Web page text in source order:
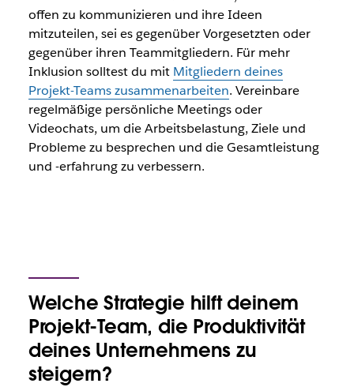
offen zu kommunizieren und ihre Ideen
mitzuteilen, sei es gegenüber Vorgesetzten oder
gegenüber ihren Teammitgliedern. Für mehr
Inklusion solltest du mit Mitgliedern deines
Projekt-Teams zusammenarbeiten. Vereinbare
regelmäßige persönliche Meetings oder
Videochats, um die Arbeitsbelastung, Ziele und
Probleme zu besprechen und die Gesamtleistung
und -erfahrung zu verbessern.
Welche Strategie hilft deinem
Projekt-Team, die Produktivität
deines Unternehmens zu
steigern?